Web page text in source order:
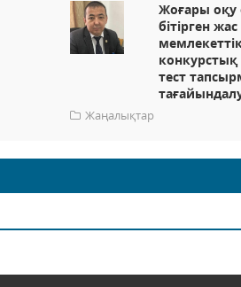
Жоғары оқу
бітірген
конкурстық
тест
Жаңалықтар